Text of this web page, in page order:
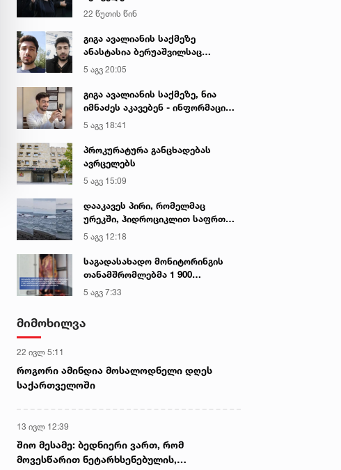
22 წუთის წინ
გიგა ავალიანის საქმეზე
ანასტასია ბერუაშვილსაც
აკავებენ
5 აგვ 20:05
გიგა ავალიანის საქმეზე, ნია
იმნაძეს აკავებენ - ინფორმაციას
ადვოკატი ავრცელებს
5 აგვ 18:41
პროკურატურა განცხადებას
ავრცელებს
5 აგვ 15:09
დააკავეს პირი, რომელმაც
ურეკში, ჰიდროციკლით საფრთხე
შეუქმნა ზღვაში მოქალაქეებს,
სამართალდამცველებს
სიტყვიერი შეურაცხყოფა
მიაყენა
5 აგვ 12:18
საგადასახადო მონიტორინგის
თანამშრომლებმა 1 900
კილოგრამი საქონლის ხორცის
უკანონო ტრანსპორტირების
5 აგვ 7:33
მიმოხილვა
22 ივლ 5:11
როგორი ამინდია მოსალოდნელი დღეს
საქართველოში
13 ივლ 12:39
შიო მესამე: ბედნიერი ვართ, რომ
მოვესწარით ნეტარხსენებულის,